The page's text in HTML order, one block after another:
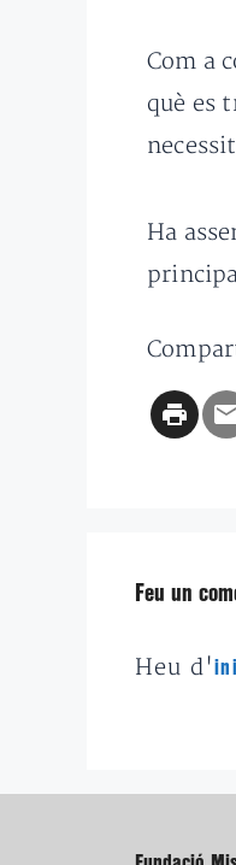
Com a
què es
Ha
Feu un
Heu d'